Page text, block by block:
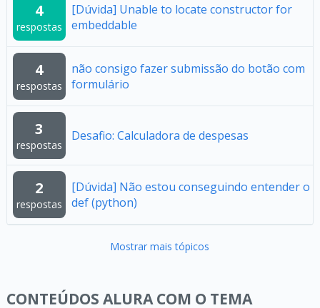
4
respostas
[Dúvida] Unable to locate constructor for
embeddable
4
respostas
não consigo fazer submissão do botão com
formulário
3
respostas
Desafio: Calculadora de despesas
2
respostas
[Dúvida] Não estou conseguindo entender o
def (python)
Mostrar mais tópicos
CONTEÚDOS ALURA COM O TEMA